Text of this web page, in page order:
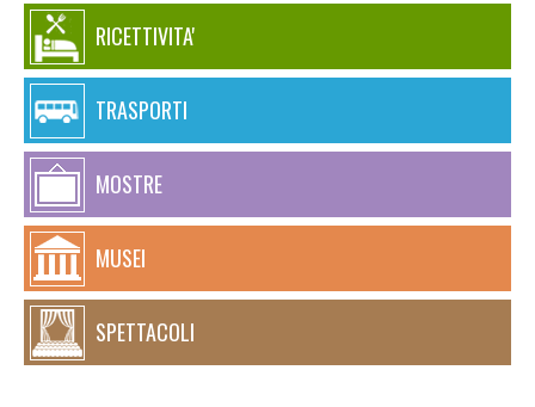
RICETTIVITA'
TRASPORTI
MOSTRE
MUSEI
SPETTACOLI